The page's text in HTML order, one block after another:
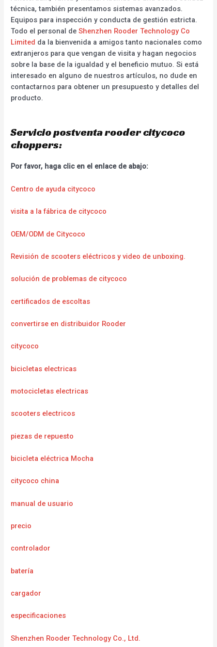
técnica, también presentamos sistemas avanzados.
Equipos para inspección y conducta de gestión estricta.
Todo el personal deShenzhen Rooder Technology Co
Limited da la bienvenida a amigos tanto nacionales como
extranjeros para que vengan de visita y hagan negocios
sobre la base de la igualdad y el beneficio mutuo. Si está
interesado en alguno de nuestros artículos, no dude en
contactarnos para obtener un presupuesto y detalles del
producto.
Servicio postventa rooder citycoco
choppers:
Por favor, haga clic en el enlace de abajo:
Centro de ayuda citycoco
visita a la fábrica de citycoco
OEM/ODM de Citycoco
Revisión de scooters eléctricos y video de unboxing.
solución de problemas de citycoco
certificados de escoltas
convertirse en distribuidor Rooder
citycoco
bicicletas electricas
motocicletas electricas
scooters electricos
piezas de repuesto
bicicleta eléctrica Mocha
citycoco china
manual de usuario
precio
controlador
batería
cargador
especificaciones
Shenzhen Rooder Technology Co., Ltd.